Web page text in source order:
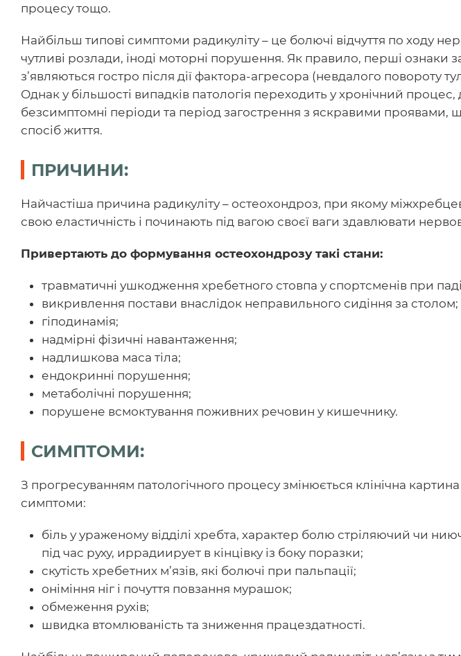
процесу тощо.
Найбільш типові симптоми радикуліту – це болючі відчуття по ходу
чутливі розлади, іноді моторні порушення. Як правило, перші ознаки
з’являються гостро після дії фактора-агресора (невдалого повороту
Однак у більшості випадків патологія переходить у хронічний процес,
безсимптомні періоди та період загострення з яскравими
спосіб життя.
ПРИЧИНИ:
Найчастіша причина радикуліту – остеохондроз, при якому
свою еластичність і починають під вагою своєї ваги здавлювати
Привертають до формування остеохондрозу такі стани:
травматичні ушкодження хребетного стовпа у спортсменів при
викривлення постави внаслідок неправильного сидіння за столом;
гіподинамія;
надмірні фізичні навантаження;
надлишкова маса тіла;
ендокринні порушення;
метаболічні порушення;
порушене всмоктування поживних речовин у кишечнику.
СИМПТОМИ:
З прогресуванням патологічного процесу змінюється клінічна картина
симптоми:
біль у ураженому відділі хребта, характер болю стріляючий чи
під час руху, иррадиирует в кінцівку із боку поразки;
скутість хребетних м’язів, які болючі при пальпації;
оніміння ніг і почуття повзання мурашок;
обмеження рухів;
швидка втомлюваність та зниження працездатності.